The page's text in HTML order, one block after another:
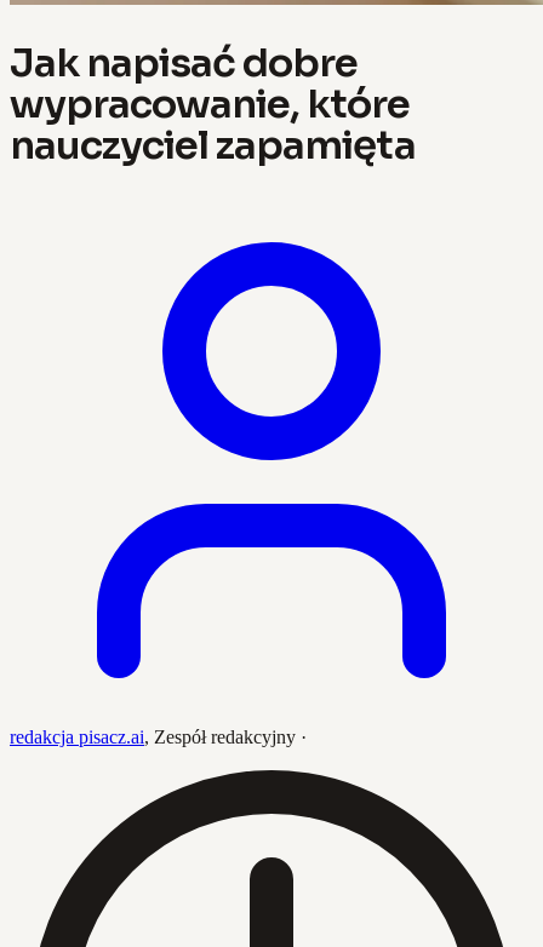
Jak napisać dobre
wypracowanie, które
nauczyciel zapamięta
redakcja pisacz.ai, Zespół redakcyjny ·